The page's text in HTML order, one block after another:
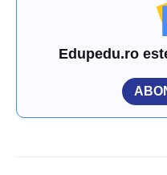
Edupedu.ro